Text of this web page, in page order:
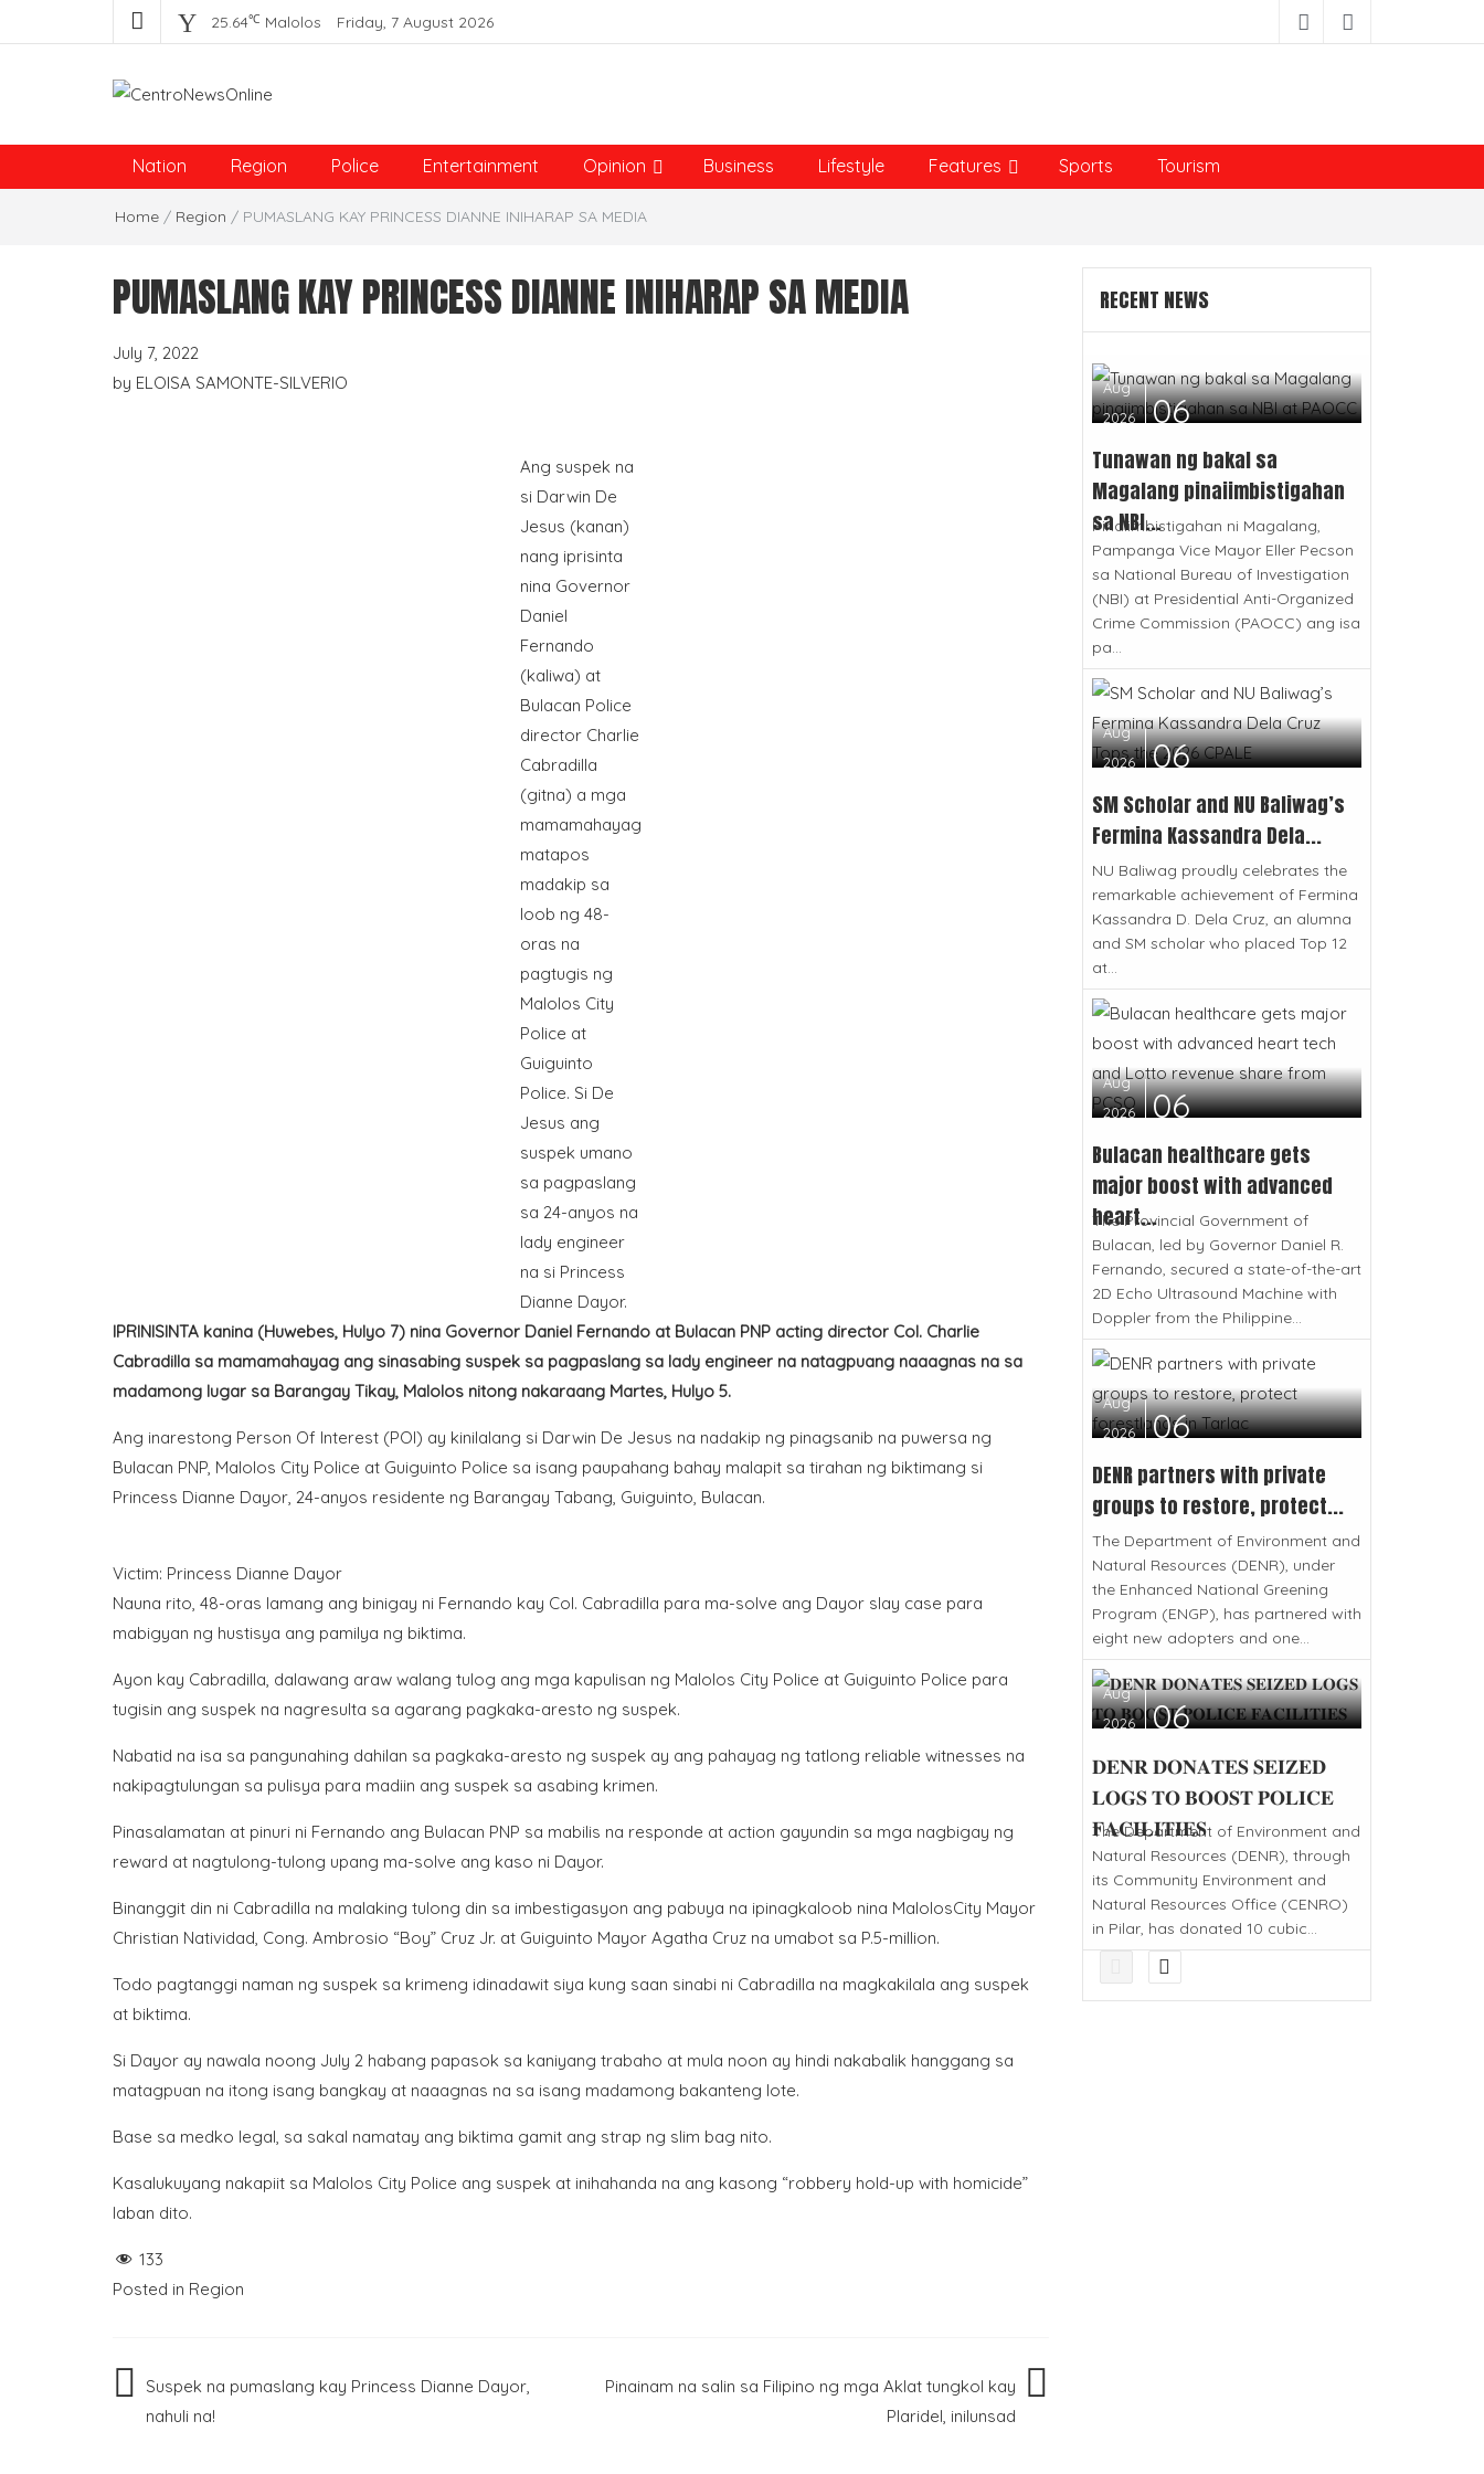
25.64℃ Malolos Friday, 7 August 2026
Centro News Online
Nation Region Police Entertainment Opinion Business Lifestyle Features Sports Tourism
Home / Region / PUMASLANG KAY PRINCESS DIANNE INIHARAP SA MEDIA
PUMASLANG KAY PRINCESS DIANNE INIHARAP SA MEDIA
July 7, 2022
by ELOISA SAMONTE-SILVERIO
Ang suspek na
si Darwin De
Jesus (kanan)
nang iprisinta
nina Governor
Daniel
Fernando
(kaliwa) at
Bulacan Police
director Charlie
Cabradilla
(gitna) a mga
mamamahayag
matapos
madakip sa
loob ng 48-
oras na
pagtugis ng
Malolos City
Police at
Guiguinto
Police. Si De
Jesus ang
suspek umano
sa pagpaslang
sa 24-anyos na
lady engineer
na si Princess
Dianne Dayor.
IPRINISINTA kanina (Huwebes, Hulyo 7) nina Governor Daniel Fernando at Bulacan PNP acting director Col. Charlie
Cabradilla sa mamamahayag ang sinasabing suspek sa pagpaslang sa lady engineer na natagpuang naaagnas na sa
madamong lugar sa Barangay Tikay, Malolos nitong nakaraang Martes, Hulyo 5.
Ang inarestong Person Of Interest (POI) ay kinilalang si Darwin De Jesus na nadakip ng pinagsanib na puwersa ng
Bulacan PNP, Malolos City Police at Guiguinto Police sa isang paupahang bahay malapit sa tirahan ng biktimang si
Princess Dianne Dayor, 24-anyos residente ng Barangay Tabang, Guiguinto, Bulacan.
Victim: Princess Dianne Dayor
Nauna rito, 48-oras lamang ang binigay ni Fernando kay Col. Cabradilla para ma-solve ang Dayor slay case para
mabigyan ng hustisya ang pamilya ng biktima.
Ayon kay Cabradilla, dalawang araw walang tulog ang mga kapulisan ng Malolos City Police at Guiguinto Police para
tugisin ang suspek na nagresulta sa agarang pagkaka-aresto ng suspek.
Nabatid na isa sa pangunahing dahilan sa pagkaka-aresto ng suspek ay ang pahayag ng tatlong reliable witnesses na
nakipagtulungan sa pulisya para madiin ang suspek sa asabing krimen.
Pinasalamatan at pinuri ni Fernando ang Bulacan PNP sa mabilis na responde at action gayundin sa mga nagbigay ng
reward at nagtulong-tulong upang ma-solve ang kaso ni Dayor.
Binanggit din ni Cabradilla na malaking tulong din sa imbestigasyon ang pabuya na ipinagkaloob nina MalolosCity Mayor
Christian Natividad, Cong. Ambrosio “Boy” Cruz Jr. at Guiguinto Mayor Agatha Cruz na umabot sa P.5-million.
Todo pagtanggi naman ng suspek sa krimeng idinadawit siya kung saan sinabi ni Cabradilla na magkakilala ang suspek
at biktima.
Si Dayor ay nawala noong July 2 habang papasok sa kaniyang trabaho at mula noon ay hindi nakabalik hanggang sa
matagpuan na itong isang bangkay at naaagnas na sa isang madamong bakanteng lote.
Base sa medko legal, sa sakal namatay ang biktima gamit ang strap ng slim bag nito.
Kasalukuyang nakapiit sa Malolos City Police ang suspek at inihahanda na ang kasong “robbery hold-up with homicide”
laban dito.
133
Posted in Region
PostSuspek na pumaslang kay Princess Dianne Dayor,
nahuli na!
Pinainam na salin sa Filipino ng mga Aklat tungkol kay
Plaridel, inilunsad
RECENT NEWS
Aug
2026
06
Tunawan ng bakal sa
Magalang pinaiimbistigahan
sa NBI...
Pinaiimbistigahan ni Magalang,
Pampanga Vice Mayor Eller Pecson
sa National Bureau of Investigation
(NBI) at Presidential Anti-Organized
Crime Commission (PAOCC) ang isa
pa...
Aug
2026
06
SM Scholar and NU Baliwag’s
Fermina Kassandra Dela...
NU Baliwag proudly celebrates the
remarkable achievement of Fermina
Kassandra D. Dela Cruz, an alumna
and SM scholar who placed Top 12
at...
Aug
2026
06
Bulacan healthcare gets
major boost with advanced
heart...
The Provincial Government of
Bulacan, led by Governor Daniel R.
Fernando, secured a state-of-the-art
2D Echo Ultrasound Machine with
Doppler from the Philippine...
Aug
2026
06
DENR partners with private
groups to restore, protect...
The Department of Environment and
Natural Resources (DENR), under
the Enhanced National Greening
Program (ENGP), has partnered with
eight new adopters and one...
Aug
2026
06
𝐃𝐄𝐍𝐑 𝐃𝐎𝐍𝐀𝐓𝐄𝐒 𝐒𝐄𝐈𝐙𝐄𝐃
𝐋𝐎𝐆𝐒 𝐓𝐎 𝐁𝐎𝐎𝐒𝐓 𝐏𝐎𝐋𝐈𝐂𝐄
𝐅𝐀𝐂𝐈𝐋𝐈𝐓𝐈𝐄𝐒
The Department of Environment and
Natural Resources (DENR), through
its Community Environment and
Natural Resources Office (CENRO)
in Pilar, has donated 10 cubic...